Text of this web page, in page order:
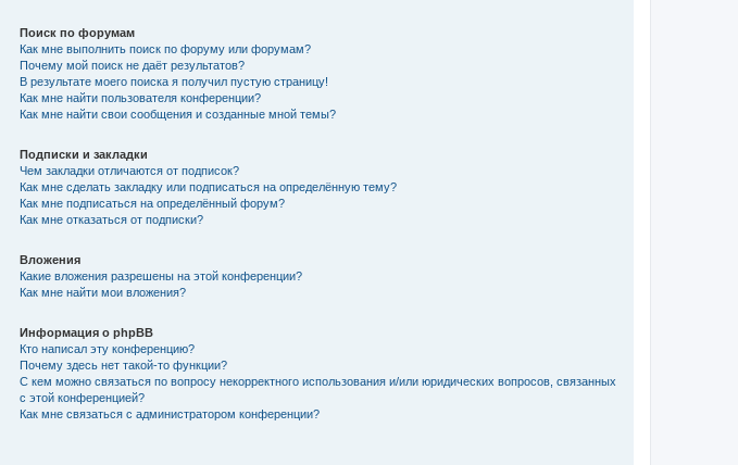
Поиск по форумам
Как мне выполнить поиск по форуму или форумам?
Почему мой поиск не даёт результатов?
В результате моего поиска я получил пустую страницу!
Как мне найти пользователя конференции?
Как мне найти свои сообщения и созданные мной темы?
Подписки и закладки
Чем закладки отличаются от подписок?
Как мне сделать закладку или подписаться на определённую тему?
Как мне подписаться на определённый форум?
Как мне отказаться от подписки?
Вложения
Какие вложения разрешены на этой конференции?
Как мне найти мои вложения?
Информация о phpBB
Кто написал эту конференцию?
Почему здесь нет такой-то функции?
С кем можно связаться по вопросу некорректного использования и/или юридических вопросов, связанных
с этой конференцией?
Как мне связаться с администратором конференции?